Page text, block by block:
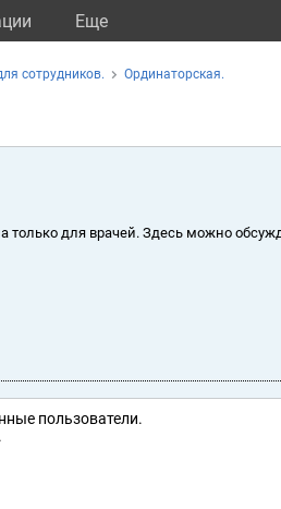
Eще
сотрудников. Ординаторская.
только для врачей. Здесь можно
пользователи.